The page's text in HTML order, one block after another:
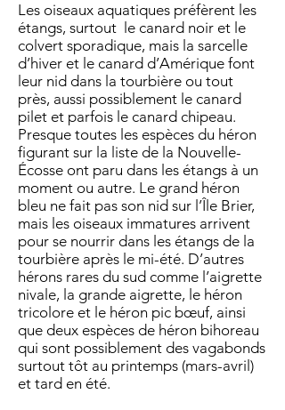
Les oiseaux aquatiques préfèrent les
étangs, surtout le canard noir et le
colvert sporadique, mais la sarcelle
d’hiver et le canard d’Amérique font
leur nid dans la tourbière ou tout
près, aussi possiblement le canard
pilet et parfois le canard chipeau.
Presque toutes les espèces du héron
figurant sur la liste de la Nouvelle-
Écosse ont paru dans les étangs à un
moment ou autre. Le grand héron
bleu ne fait pas son nid sur l’Île Brier,
mais les oiseaux immatures arrivent
pour se nourrir dans les étangs de la
tourbière après le mi-été. D’autres
hérons rares du sud comme l’aigrette
nivale, la grande aigrette, le héron
tricolore et le héron pic bœuf, ainsi
que deux espèces de héron bihoreau
qui sont possiblement des vagabonds
surtout tôt au printemps (mars-avril)
et tard en été.